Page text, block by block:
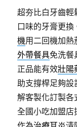
超夯比白牙齒輕
口味的牙膏更
機用二回機加
外帶餐具免洗餐
正品能有效壯陽
助支撐桿足夠設
解客製化訂製
全國小吃加盟店